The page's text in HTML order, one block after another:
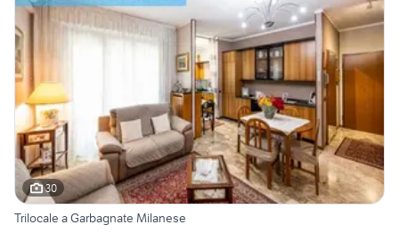
30
Trilocale a Garbagnate Milanese